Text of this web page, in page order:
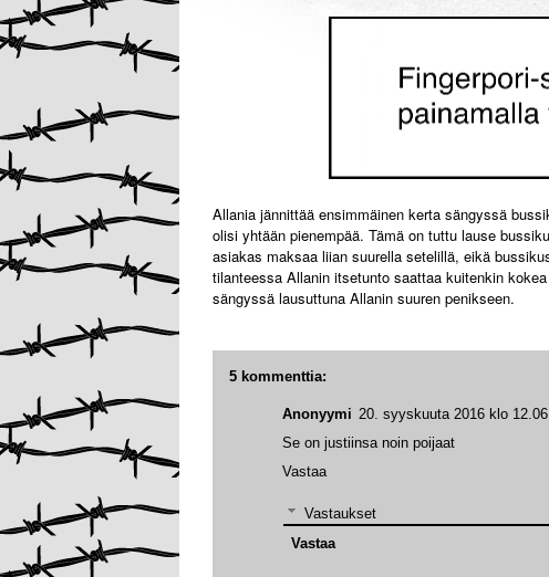
Allania jännittää ensimmäinen kerta sängyssä
olisi yhtään pienempää. Tämä on tuttu lause
asiakas maksaa liian suurella setelillä, eikä
tilanteessa Allanin itsetunto saattaa kuitenkin
sängyssä lausuttuna Allanin suuren penikseen.
5 kommenttia:
Anonyymi 20. syyskuuta 2016 klo 12.06
Se on justiinsa noin poijaat
Vastaa
Vastaukset
Vastaa